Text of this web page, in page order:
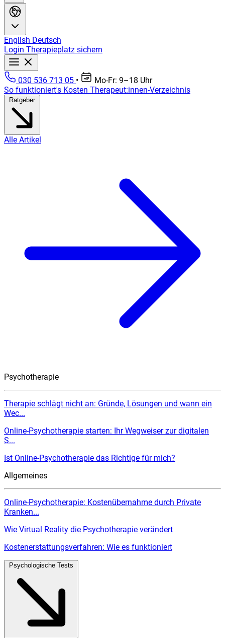
English Deutsch
Login Therapieplatz sichern
030 536 713 05 •
Mo-Fr: 9–18 Uhr
So funktioniert's Kosten Therapeut:innen-Verzeichnis
Ratgeber
Alle Artikel
Psychotherapie
Therapie schlägt nicht an: Gründe, Lösungen und wann ein
Wec...
Online-Psychotherapie starten: Ihr Wegweiser zur digitalen
S...
Ist Online-Psychotherapie das Richtige für mich?
Allgemeines
Online-Psychotherapie: Kostenübernahme durch Private
Kranken...
Wie Virtual Reality die Psychotherapie verändert
Kostenerstattungsverfahren: Wie es funktioniert